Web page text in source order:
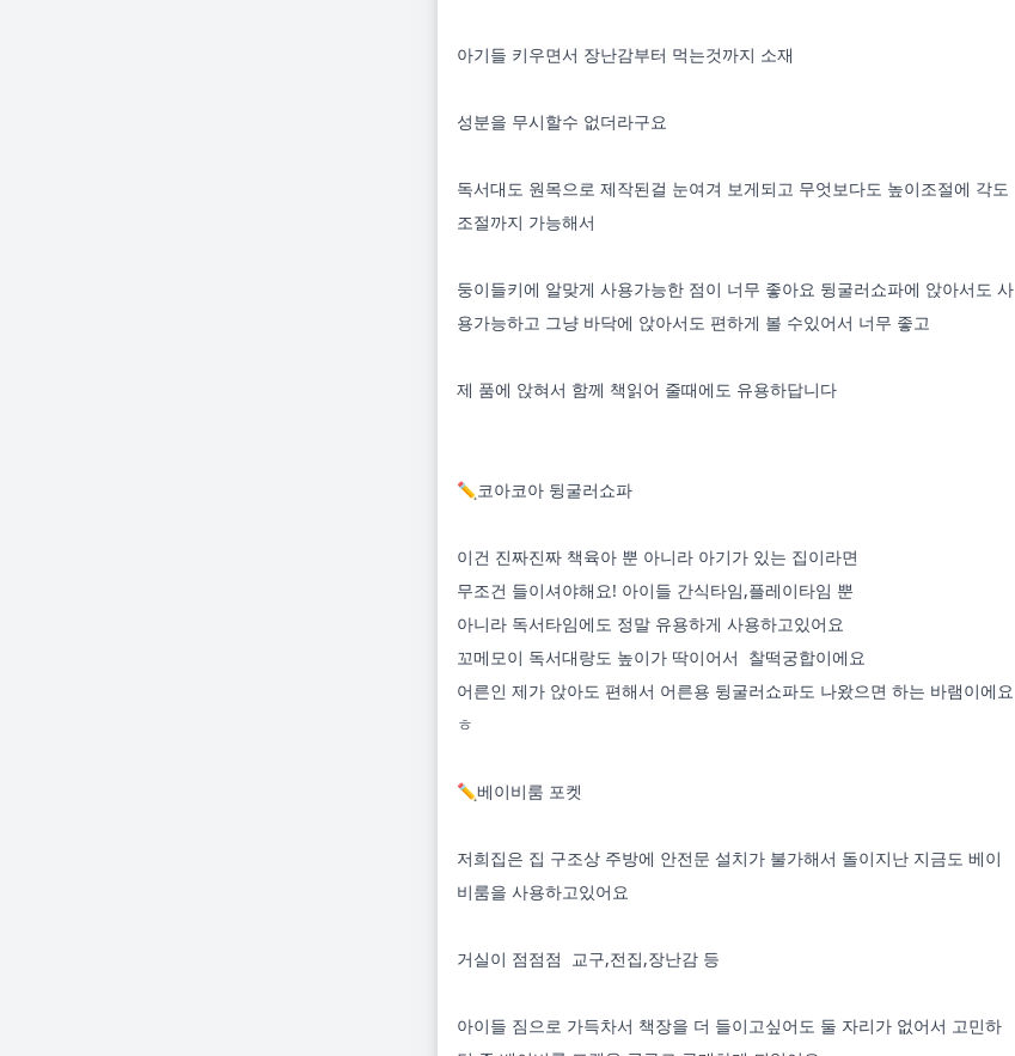
아기들 키우면서 장난감부터 먹는것까지 소재
성분을 무시할수 없더라구요
독서대도 원목으로 제작된걸 눈여겨 보게되고 무엇보다도 높이조절에 각도
조절까지 가능해서
둥이들키에 알맞게 사용가능한 점이 너무 좋아요 뒹굴러쇼파에 앉아서도 사
용가능하고 그냥 바닥에 앉아서도 편하게 볼 수있어서 너무 좋고
제 품에 앉혀서 함께 책읽어 줄때에도 유용하답니다
✏️코아코아 뒹굴러쇼파
이건 진짜진짜 책육아 뿐 아니라 아기가 있는 집이라면
무조건 들이셔야해요! 아이들 간식타임,플레이타임 뿐
아니라 독서타임에도 정말 유용하게 사용하고있어요
꼬메모이 독서대랑도 높이가 딱이어서  찰떡궁합이에요
어른인 제가 앉아도 편해서 어른용 뒹굴러쇼파도 나왔으면 하는 바램이에요
ㅎ
✏️베이비룸 포켓
저희집은 집 구조상 주방에 안전문 설치가 불가해서 돌이지난 지금도 베이
비룸을 사용하고있어요
거실이 점점점  교구,전집,장난감 등
아이들 짐으로 가득차서 책장을 더 들이고싶어도 둘 자리가 없어서 고민하